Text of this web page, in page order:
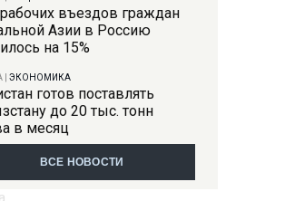
въездов граждан
Азии в Россию
на 15%
ЭКОНОМИКА
готов поставлять
до 20 тыс. тонн
в месяц
ВСЕ НОВОСТИ